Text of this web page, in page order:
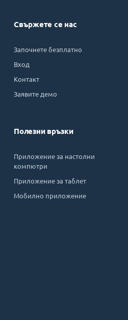
Свържете се нас
Започнете безплатно
Вход
Контакт
Заявите демо
Полезни връзки
Приложение за настолни
компютри
Приложение за таблет
Мобилно приложение